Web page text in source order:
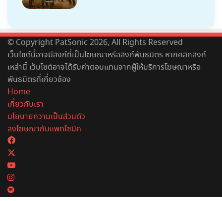
© Copyright PatSonic 2026, All Rights Reserved
เว็บไซต์นี้อาจมีลิงก์ที่เป็นโฆษณาหรือลิงก์พันธมิตร หากคลิกลิงก์
เหล่านี้ เว็บไซต์อาจได้รับค่าตอบแทนจากผู้ให้บริการโฆษณาหรือ
พันธมิตรที่เกี่ยวข้อง
Home
เกี่ยวกับเรา
นโยบายความเป็นส่วนตัว
ลงโฆษณากับแพทโซนิค